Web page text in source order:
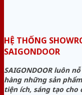
HỆ THỐNG
SAIGONDOOR
SAIGONDOOR luôn
hàng những sản
tiện ích, sáng tạo